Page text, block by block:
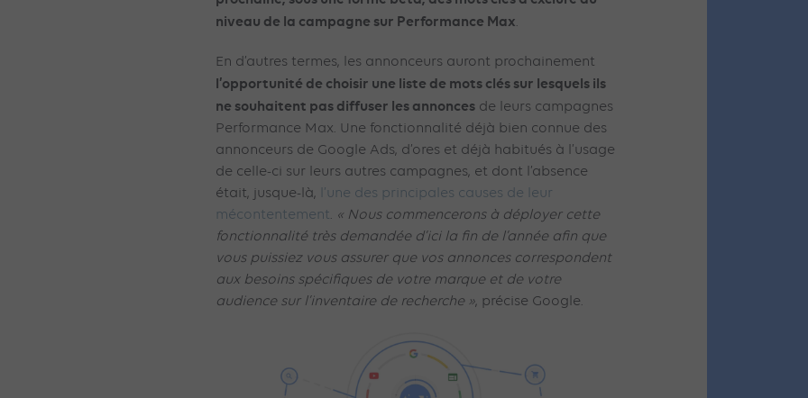
niveau de la campagne sur Performance Max.
En d’autres termes, les annonceurs auront prochainement
l’opportunité de choisir une liste de mots clés sur lesquels ils
ne souhaitent pas diffuser les annonces de leurs campagnes
Performance Max. Une fonctionnalité déjà bien connue des
annonceurs de Google Ads, d’ores et déjà habitués à l’usage
de celle-ci sur leurs autres campagnes, et dont l’absence
était, jusque-là,
l’une des principales causes de leur
mécontentement. « Nous commencerons à déployer cette
fonctionnalité très demandée d’ici la fin de l’année afin que
vous puissiez vous assurer que vos annonces correspondent
aux besoins spécifiques de votre marque et de votre
audience sur l’inventaire de recherche », précise Google.